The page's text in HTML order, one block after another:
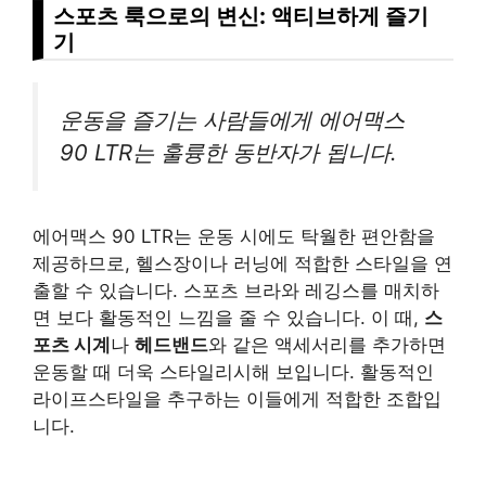
스포츠 룩으로의 변신: 액티브하게 즐기
기
운동을 즐기는 사람들에게 에어맥스
90 LTR는 훌륭한 동반자가 됩니다.
에어맥스 90 LTR는 운동 시에도 탁월한 편안함을
제공하므로, 헬스장이나 러닝에 적합한 스타일을 연
출할 수 있습니다. 스포츠 브라와 레깅스를 매치하
면 보다 활동적인 느낌을 줄 수 있습니다. 이 때, 스
포츠 시계 나 헤드밴드와 같은 액세서리를 추가하면
운동할 때 더욱 스타일리시해 보입니다. 활동적인
라이프스타일을 추구하는 이들에게 적합한 조합입
니다.